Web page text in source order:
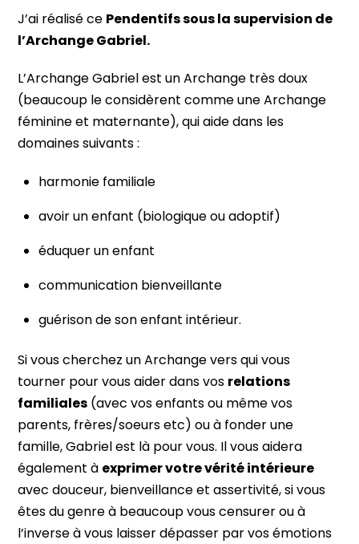
J’ai réalisé ce Pendentifs sous la supervision de
l’Archange Gabriel.
L’Archange Gabriel est un Archange très doux
(beaucoup le considèrent comme une Archange
féminine et maternante), qui aide dans les
domaines suivants :
harmonie familiale
avoir un enfant (biologique ou adoptif)
éduquer un enfant
communication bienveillante
guérison de son enfant intérieur.
Si vous cherchez un Archange vers qui vous
tourner pour vous aider dans vos relations
familiales (avec vos enfants ou même vos
parents, frères/soeurs etc) ou à fonder une
famille, Gabriel est là pour vous. Il vous aidera
également à exprimer votre vérité intérieure
avec douceur, bienveillance et assertivité, si vous
êtes du genre à beaucoup vous censurer ou à
l’inverse à vous laisser dépasser par vos émotions